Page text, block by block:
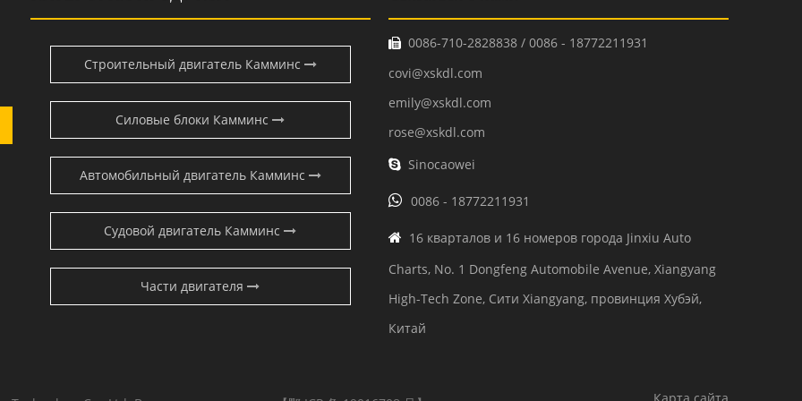
Строительный двигатель Камминс
Силовые блоки Камминс
Автомобильный двигатель Камминс
Судовой двигатель Камминс
Части двигателя
 0086-710-2828838 / 0086 - 18772211931
covi@xskdl.com
emily@xskdl.com
rose@xskdl.com
 Sinocaowei
 0086 - 18772211931
 16 кварталов и 16 номеров города Jinxiu Auto
Charts, No. 1 Dongfeng Automobile Avenue, Xiangyang
High-Tech Zone, Сити Xiangyang, провинция Хубэй,
Китай